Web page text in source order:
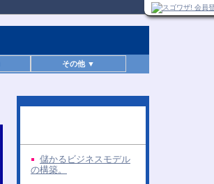
その他 ▼
儲かるビジネスモデル
の構築。